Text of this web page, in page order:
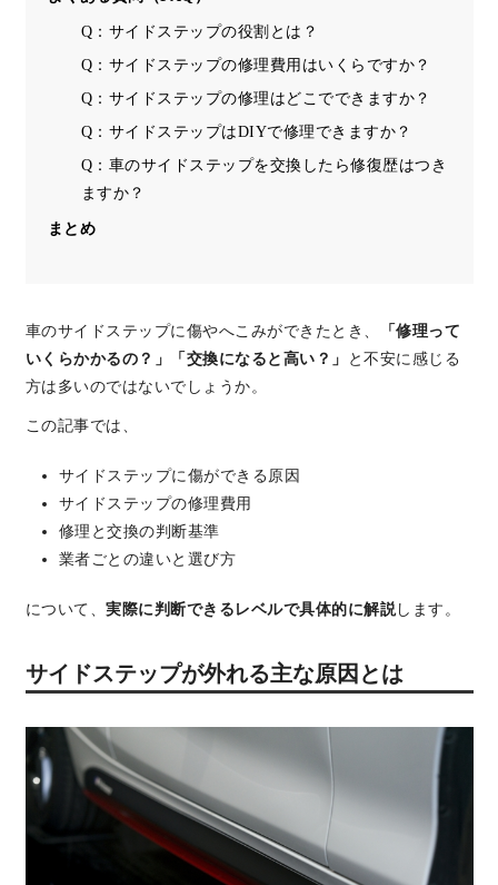
Q：サイドステップの役割とは？
Q：サイドステップの修理費用はいくらですか？
Q：サイドステップの修理はどこでできますか？
Q：サイドステップはDIYで修理できますか？
Q：車のサイドステップを交換したら修復歴はつき
ますか？
まとめ
車のサイドステップに傷やへこみができたとき、
「修理って
いくらかかるの？」「交換になると高い？」
と不安に感じる
方は多いのではないでしょうか。
この記事では、
サイドステップに傷ができる原因
サイドステップの修理費用
修理と交換の判断基準
業者ごとの違いと選び方
について、 実際に判断できるレベルで具体的に解説 します。
サイドステップが外れる主な原因とは